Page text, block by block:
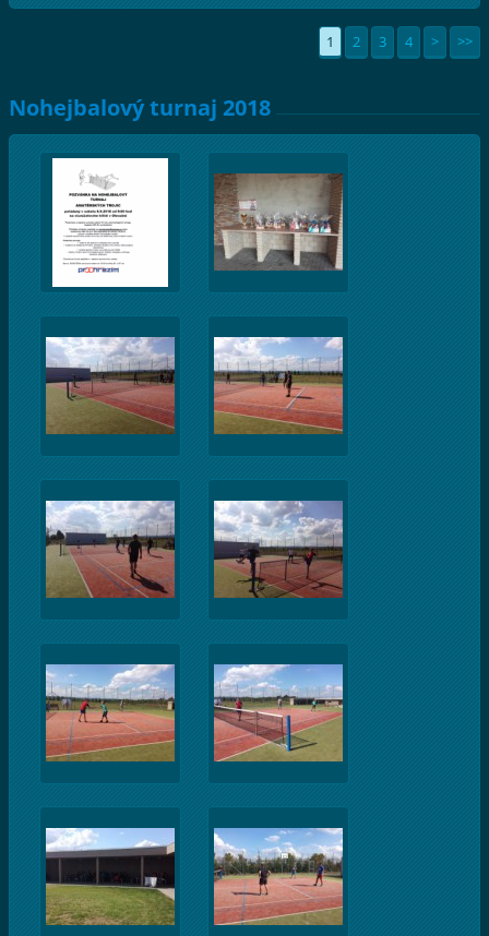
1 2 3 4 > >>
Nohejbalový turnaj 2018